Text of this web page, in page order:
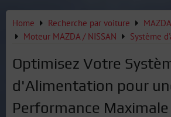
Home Recherche par voiture
MAZDA
Moteur MAZDA / NISSAN
Système
Optimisez Votre
d'Alimentation pour
Performance Maximale